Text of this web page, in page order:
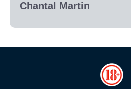
Chantal Martin